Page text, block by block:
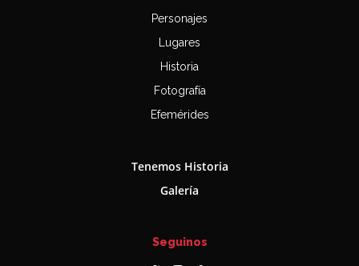
Personajes
Lugares
Historia
Fotografía
Efemérides
Tenemos Historia
Galería
Seguinos